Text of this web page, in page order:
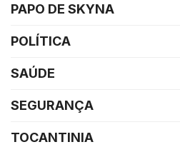
PAPO DE SKYNA
POLÍTICA
SAÚDE
SEGURANÇA
TOCANTINIA